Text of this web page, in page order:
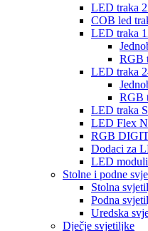
LED traka
COB led
LED traka
RGB
LED traka
RGB
LED traka
LED Flex
RGB
Dodaci za
LED
Stolne i podne
Stolna
Podna
Uredska
Dječje svjetiljke